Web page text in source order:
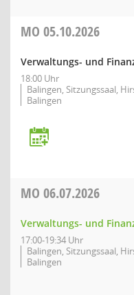
MO 05.10.2026
Verwaltungs- und
18:00 Uhr
Balingen, Sitzungssaal,
Balingen
MO 06.07.2026
Verwaltungs- und
17:00-19:34 Uhr
Balingen, Sitzungssaal,
Balingen